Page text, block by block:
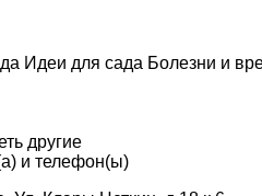
Идеи для сада Болезни и
другие
и телефон(ы)